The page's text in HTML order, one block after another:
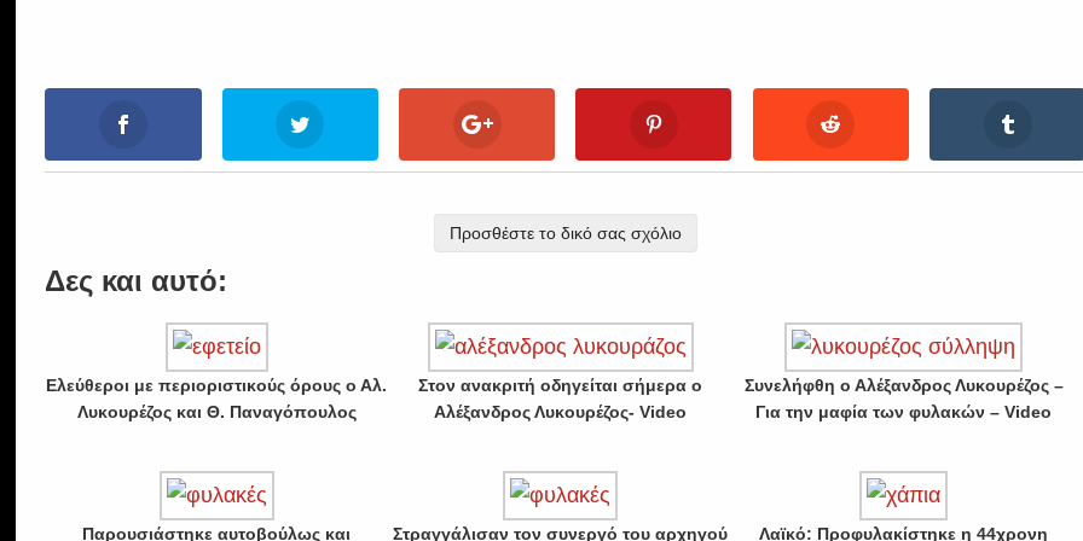
Προσθέστε το δικό σας σχόλιο
Δες και αυτό:
Ελεύθεροι με περιοριστικούς όρους ο Αλ.
Λυκουρέζος και Θ. Παναγόπουλος
Στον ανακριτή οδηγείται σήμερα ο
Αλέξανδρος Λυκουρέζος- Video
Συνελήφθη ο Αλέξανδρος Λυκουρέζος –
Για την μαφία των φυλακών – Video
Παρουσιάστηκε αυτοβούλως και Στραγγάλισαν τον συνεργό του αρχηγού Λαϊκό: Προφυλακίστηκε η 44χρονη